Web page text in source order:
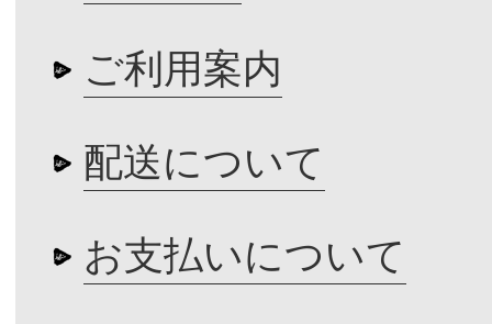
ご利用案内
配送について
お支払いについて